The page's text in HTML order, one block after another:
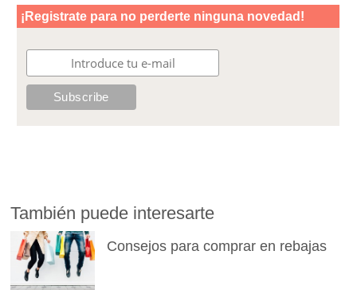
También puede interesarte
Consejos para comprar en rebajas